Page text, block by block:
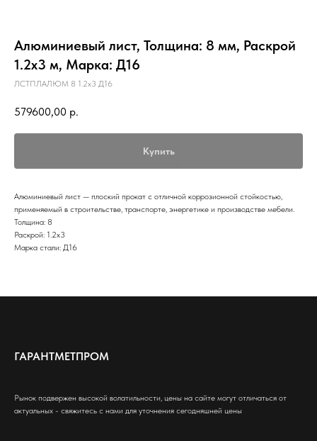
Алюминиевый лист, Толщина: 8 мм, Раскрой
1.2х3 м, Марка: Д16
ЛСТПЛАЛЮМ 8 1.2х3 Д16
579600,00 р.
Купить
Алюминиевый лист — плоский прокат с отличной коррозионной стойкостью,
применяемый в строительстве, транспорте, энергетике и производстве мебели.
Толщина: 8
Раскрой: 1.2х3
Марка стали: Д16
ГАРАНТМЕТПРОМ
Рынок подвержен высокой волатильности, цены на сайте могут отличаться от
актуальных - свяжитесь с нами для уточнения сегодняшней цены